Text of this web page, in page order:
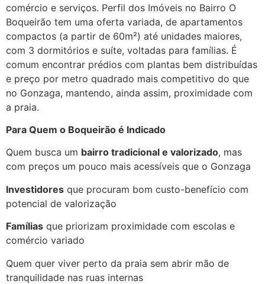
comércio e serviços. Perfil dos Imóveis no Bairro O
Boqueirão tem uma oferta variada, de apartamentos
compactos (a partir de 60m²) até unidades maiores,
com 3 dormitórios e suíte, voltadas para famílias. É
comum encontrar prédios com plantas bem distribuídas
e preço por metro quadrado mais competitivo do que
no Gonzaga, mantendo, ainda assim, proximidade com
a praia.
Para Quem o Boqueirão é Indicado
Quem busca um bairro tradicional e valorizado, mas
com preços um pouco mais acessíveis que o Gonzaga
Investidores que procuram bom custo-benefício com
potencial de valorização
Famílias que priorizam proximidade com escolas e
comércio variado
Quem quer viver perto da praia sem abrir mão de
tranquilidade nas ruas internas